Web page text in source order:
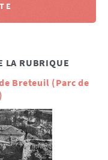
LA RUBRIQUE
Breteuil (Parc de